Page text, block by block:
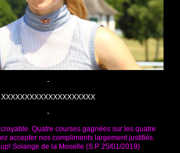
-
XXXXXXXXXXXXXXXXXXXX
-
Quatre courses gagnées sur les quatre
accepter nos compliments largement justifiés.
Solange de la Moselle (S.P 25/01/2019)